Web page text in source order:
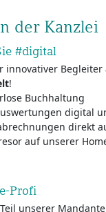
der Kanzlei
#digital
innovativer Begleiter
!
Buchhaltung
digital
direkt
auf unserer
Profi
unserer